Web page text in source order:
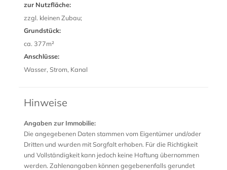
zur Nutzfläche:
zzgl. kleinen Zubau;
Grundstück:
ca. 377m²
Anschlüsse:
Wasser, Strom, Kanal
Hinweise
Angaben zur Immobilie:
Die angegebenen Daten stammen vom Eigentümer und/oder
Dritten und wurden mit Sorgfalt erhoben. Für die Richtigkeit
und Vollständigkeit kann jedoch keine Haftung übernommen
werden. Zahlenangaben können gegebenenfalls gerundet